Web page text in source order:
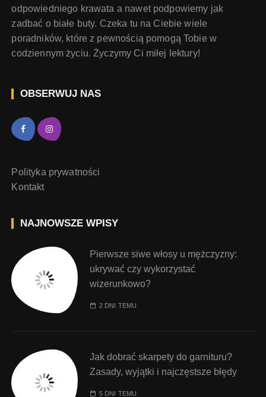
odpowiedniego krawata a nawet podpowiemy jak
zadbać o białe buty. Czeka tu na Ciebie wiele
poradników, które z pewnością pomogą Tobie w
codziennym życiu. Życzymy Ci miłej lektury!
OBSERWUJ NAS
Polityka prywatności
Kontakt
NAJNOWSZE WPISY
Pierwsze siwe włosy u mężczyzny:
ukrywać czy wykorzystać
wizerunkowo?
2 DNI TEMU
Jak dobrać skarpety do garnituru?
Zasady, wyjątki i najczęstsze błędy
5 DNI TEMU